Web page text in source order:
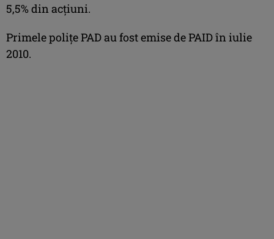
5,5% din acţiuni.
Primele poliţe PAD au fost emise de PAID în iulie
2010.